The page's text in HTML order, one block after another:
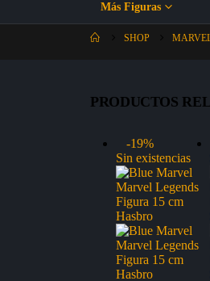
Más Figuras
SHOP
PRODUCTOS
-19%
Sin existencias